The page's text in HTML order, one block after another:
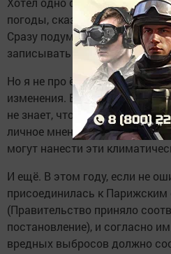
погоды, сказали, что снега не
Сразу подумал, с какого
записывать новогоднее
Но я не про ёлочку хотел
изменения. Все об этом
не знает, что с этим делать.
личное мнение на этот счёт?
могут нанести эти
И ещё. В этом году, если не
присоединилась к
(Правительство приняло
постановление), и согласно
вредных выбросов должно